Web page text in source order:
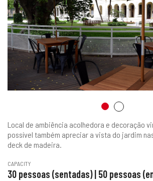
Local de ambiência acolhedora e decoração
possível também apreciar a vista do jardim
deck de madeira.
CAPACITY
30 pessoas (sentadas) | 50 pessoas